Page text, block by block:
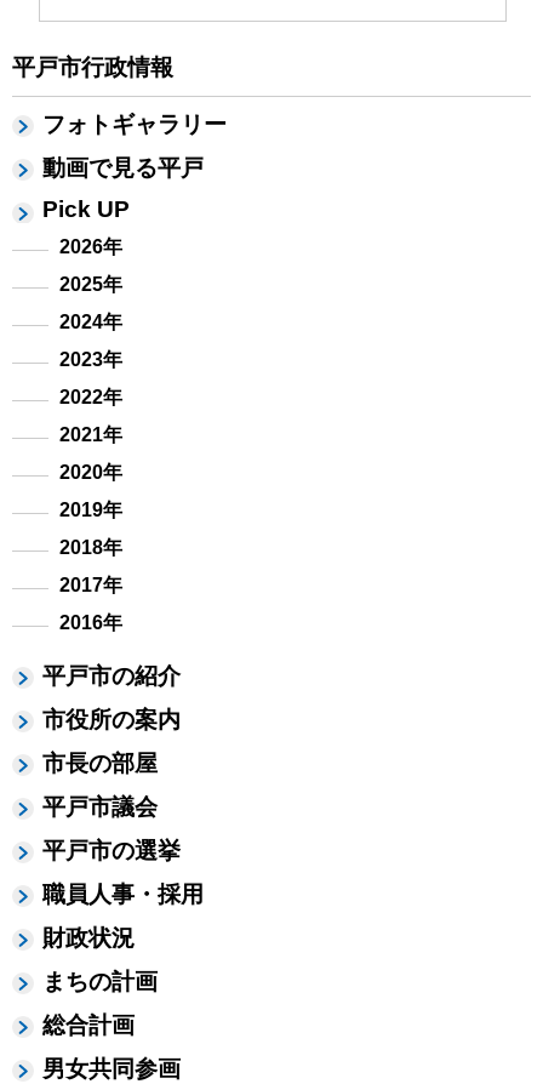
平戸市行政情報
フォトギャラリー
動画で見る平戸
Pick UP
2026年
2025年
2024年
2023年
2022年
2021年
2020年
2019年
2018年
2017年
2016年
平戸市の紹介
市役所の案内
市長の部屋
平戸市議会
平戸市の選挙
職員人事・採用
財政状況
まちの計画
総合計画
男女共同参画